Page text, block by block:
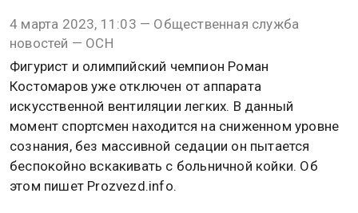
4 марта 2023, 11:03 — Общественная служба
новостей — ОСН
Фигурист и олимпийский чемпион Роман
Костомаров уже отключен от аппарата
искусственной вентиляции легких. В данный
момент спортсмен находится на сниженном уровне
сознания, без массивной седации он пытается
беспокойно вскакивать с больничной койки. Об
этом пишет Prozvezd.info.